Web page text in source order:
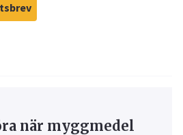
när myggmedel